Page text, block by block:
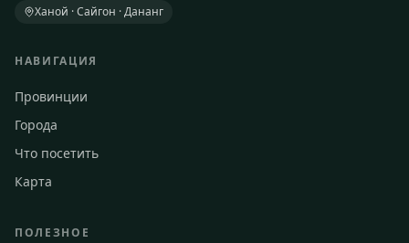
Ханой · Сайгон · Дананг
НАВИГАЦИЯ
Провинции
Города
Что посетить
Карта
ПОЛЕЗНОЕ